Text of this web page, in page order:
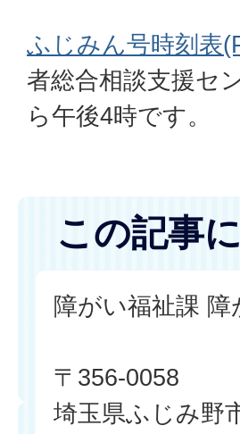
ふじみん号時刻表
者総合相談支援セ
ら午後4時です。
この記事
障がい福祉課
〒356-0058
埼玉県ふじみ野